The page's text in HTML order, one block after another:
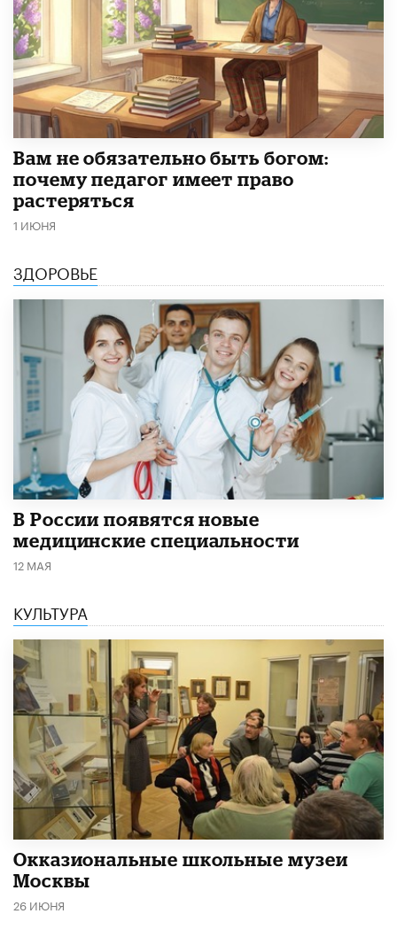
​Вам не обязательно быть богом:
почему педагог имеет право
растеряться
1 ИЮНЯ
ЗДОРОВЬЕ
В России появятся новые
медицинские специальности
12 МАЯ
КУЛЬТУРА
​Окказиональные школьные музеи
Москвы
26 ИЮНЯ